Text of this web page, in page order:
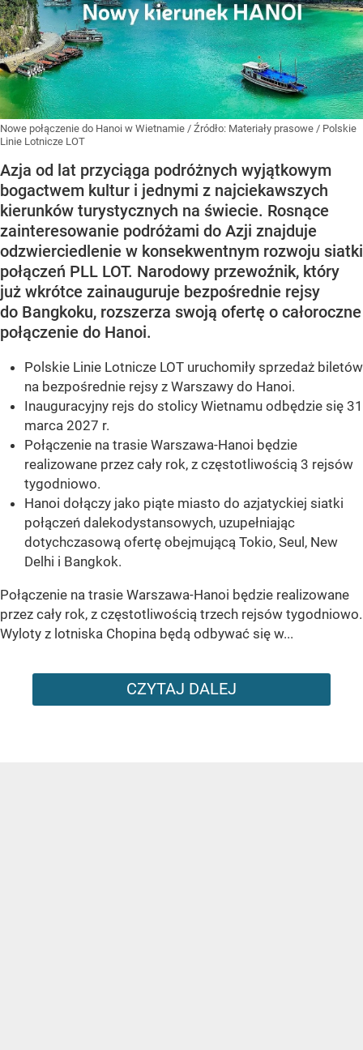
Nowe połączenie do Hanoi w Wietnamie / Źródło: Materiały prasowe / Polskie
Linie Lotnicze LOT
Azja od lat przyciąga podróżnych wyjątkowym
bogactwem kultur i jednymi z najciekawszych
kierunków turystycznych na świecie. Rosnące
zainteresowanie podróżami do Azji znajduje
odzwierciedlenie w konsekwentnym rozwoju siatki
połączeń PLL LOT. Narodowy przewoźnik, który
już wkrótce zainauguruje bezpośrednie rejsy
do Bangkoku, rozszerza swoją ofertę o całoroczne
połączenie do Hanoi.
Polskie Linie Lotnicze LOT uruchomiły sprzedaż biletów
na bezpośrednie rejsy z Warszawy do Hanoi.
Inauguracyjny rejs do stolicy Wietnamu odbędzie się 31
marca 2027 r.
Połączenie na trasie Warszawa-Hanoi będzie
realizowane przez cały rok, z częstotliwością 3 rejsów
tygodniowo.
Hanoi dołączy jako piąte miasto do azjatyckiej siatki
połączeń dalekodystansowych, uzupełniając
dotychczasową ofertę obejmującą Tokio, Seul, New
Delhi i Bangkok.
Połączenie na trasie Warszawa-Hanoi będzie realizowane
przez cały rok, z częstotliwością trzech rejsów tygodniowo.
Wyloty z lotniska Chopina będą odbywać się w...
CZYTAJ DALEJ